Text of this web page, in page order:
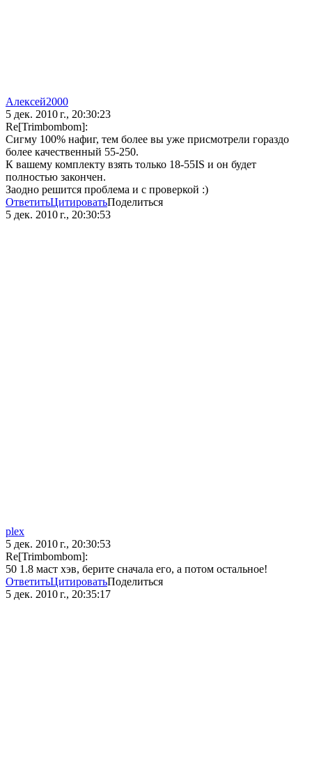
Алексей2000
5 дек. 2010 г., 20:30:23
Re[Trimbombom]:
Сигму 100% нафиг, тем более вы уже присмотрели гораздо
более качественный 55-250.
К вашему комплекту взять только 18-55IS и он будет
полностью закончен.
Заодно решится проблема и с проверкой :)
ОтветитьЦитироватьПоделиться
5 дек. 2010 г., 20:30:53
plex
5 дек. 2010 г., 20:30:53
Re[Trimbombom]:
50 1.8 маст хэв, берите сначала его, а потом остальное!
ОтветитьЦитироватьПоделиться
5 дек. 2010 г., 20:35:17